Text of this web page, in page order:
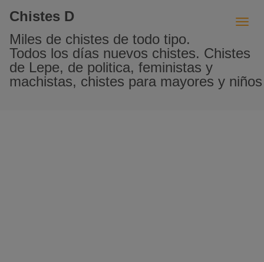
Chistes D
Miles de chistes de todo tipo.
Todos los días nuevos chistes. Chistes
de Lepe, de politica, feministas y
machistas, chistes para mayores y niños